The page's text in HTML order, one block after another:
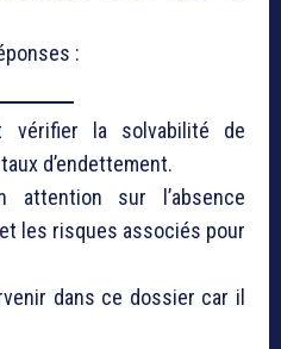
:
vérifier la solvabilité de
d’endettement.
sur l’absence
les risques associés pour
dans ce dossier car il